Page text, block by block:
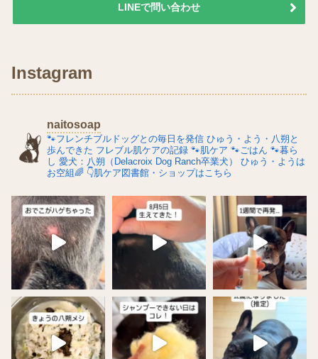
LINEで問い合わせ
Instagram
naitosoap
🐾フレンチブルドッグとの毎日を発信 ひゅう・よう・八朔と
歩んできた フレブル肌ケアの記録 🐾肌ケア 🐾ごはん 🐾暮ら
し 愛犬：八朔（Delacroix Dog Ranch卒業犬）
ひゅう・ようは
お空組🌈 👇肌ケア図書館・ショップはこちら